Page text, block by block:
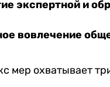
экспертной и
вовлечение
мер охватывает